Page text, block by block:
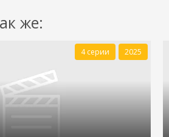
же:
4 серии 2025